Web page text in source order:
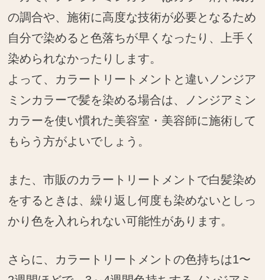
の調合や、施術に高度な技術が必要となるため
自分で染めると色落ちが早くなったり、上手く
染められなかったりします。
よって、カラートリートメントと違いノンジア
ミンカラーで髪を染める場合は、ノンジアミン
カラーを使い慣れた美容室・美容師に施術して
もらう方がよいでしょう。
また、市販のカラートリートメントで白髪染め
をするときは、繰り返し何度も染めないとしっ
かり色を入れられない可能性があります。
さらに、カラートリートメントの色持ちは1〜